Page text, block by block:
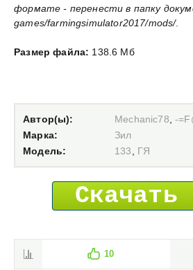
формате - перенести в папку
games/farmingsimulator2017/mods/.
Размер файла: 138.6 Мб
Автор(ы): Mechanic78 ,-
Марка:
Зил
Модель:
133 ГЯ
Скачать
10